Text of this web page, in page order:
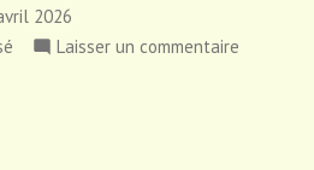
2026
Laisser un commentaire